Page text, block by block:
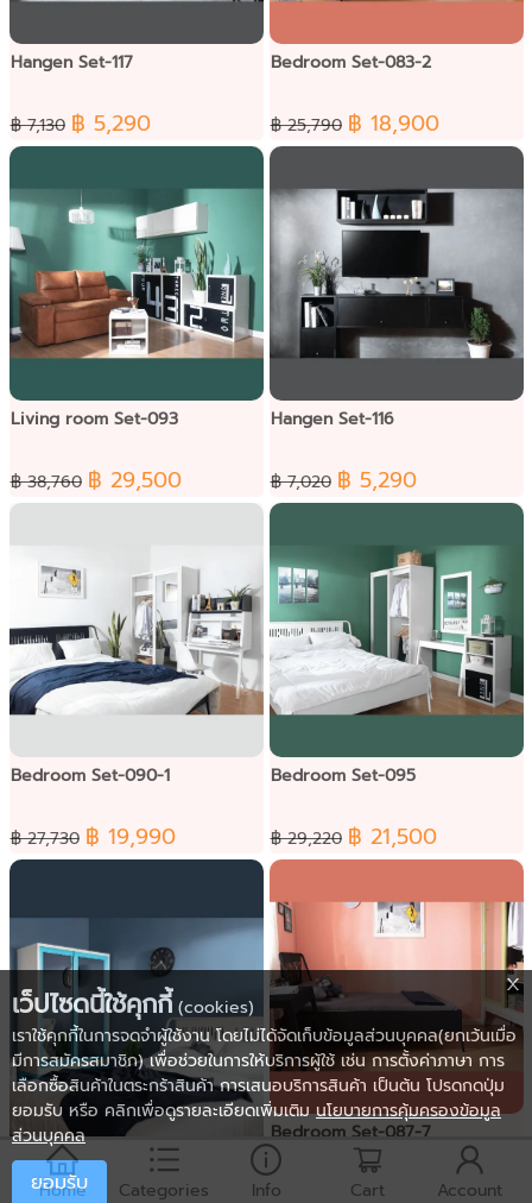
Hangen Set-117
฿ 7,130 ฿ 5,290
Bedroom Set-083-2
฿ 25,790 ฿ 18,900
Living room Set-093
฿ 38,760 ฿ 29,500
Hangen Set-116
฿ 7,020 ฿ 5,290
Bedroom Set-090-1
฿ 27,730 ฿ 19,990
Bedroom Set-095
฿ 29,220 ฿ 21,500
Bedroom Set-087-7
฿ 17,460 ฿ 12,900
เว็ปไซดนี้ใช้คุกกี้ (cookies)
เราใช้คุกกี้ในการจดจำผู้ใช้งาน โดยไม่ได้จัดเก็บข้อมูลส่วนบุคคล(ยกเว้นเมื่อ
มีการสมัครสมาชิก) เพื่อช่วยในการให้บริการผู้ใช้ เช่น การตั้งค่าภาษา การ
เลือกซื้อสินค้าในตระกร้าสินค้า การเสนอบริการสินค้า เป็นต้น โปรดกดปุ่ม
ยอมรับ หรือ คลิกเพื่อดูรายละเอียดเพิ่มเติม นโยบายการคุ้มครองข้อมูล
ส่วนบุคคล
ยอมรับ
Home Categories Info Cart Account